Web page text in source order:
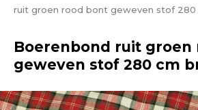
Kinderstoffen
ruit groen rood bont geweven stof 280
Boerenbond ruit groen
geweven stof 280 cm